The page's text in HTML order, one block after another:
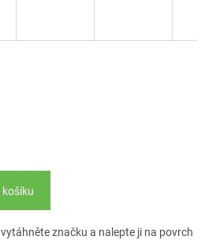
značku a nalepte ji na povrch